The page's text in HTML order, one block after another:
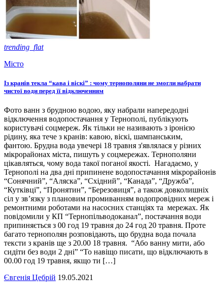
trending_flat
Місто
Із кранів текла “кава і віскі” : чому тернополяни не змогли набрати
чистої води перед її відключенням
Фото ванн з брудною водою, яку набрали напередодні
відключення водопостачання у Тернополі, публікують
користувачі соцмереж. Як тільки не називають з іронією
рідину, яка тече з кранів: кавою, віскі, шампанським,
фантою. Брудна вода увечері 18 травня з'являлася у різних
мікрорайонах міста, пишуть у соцмережах. Тернополяни
цікавляться, чому вода такої поганої якості. Нагадаємо, у
Тернополі на два дні припинене водопостачання мікрорайонів
“Сонячний”, “Аляска”, “Східний”, “Канада”, “Дружба”,
“Кутківці”, “Пронятин”, “Березовиця”, а також довколишніх
сіл у зв’язку з плановим промиванням водопровідних мереж і
ремонтними роботами на насосних станціях та мережах. Як
повідомили у КП “Тернопільводоканал”, постачання води
припиняється з 00 год 19 травня до 24 год 20 травня. Проте
багато тернополян розповідають, що брудна вода почала
тексти з кранів ще з 20.00 18 травня. “Або ванну мити, або
сидіти без води 2 дні” “То навіщо писати, що відключають в
00.00 год 19 травня, якщо ти […]
Євгенія Цебрій 19.05.2021